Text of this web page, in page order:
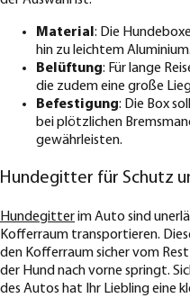
Material : Die
hin zu leichtem Aluminium.
Belüftung: Für lange
die zudem eine große
Befestigung: Die Box
bei plötzlichen
gewährleisten.
Hundegitter für Schutz
Hundegitterim Auto sind
Kofferraum transportieren.
den Kofferraum sicher vom
der Hund nach vorne springt.
des Autos hat Ihr Liebling eine